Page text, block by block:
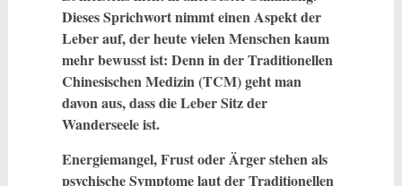
Dieses Sprichwort nimmt einen Aspekt der
Leber auf, der heute vielen Menschen kaum
mehr bewusst ist: Denn in der Traditionellen
Chinesischen Medizin (TCM) geht man
davon aus, dass die Leber Sitz der
Wanderseele ist.
Energiemangel, Frust oder Ärger stehen als
psychische Symptome laut der Traditionellen